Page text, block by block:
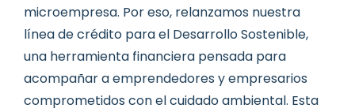
microempresa. Por eso, relanzamos nuestra
línea de crédito para el Desarrollo Sostenible,
una herramienta financiera pensada para
acompañar a emprendedores y empresarios
comprometidos con el cuidado ambiental. Esta